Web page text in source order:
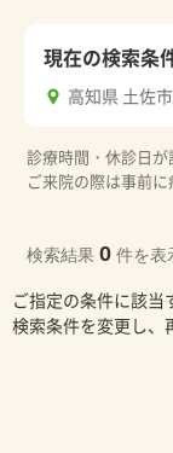
現在の検索条
高知県 土佐市
診療時間・休診日が
ご来院の際は事前に
検索結果 0 件を表
ご指定の条件に該当
検索条件を変更し、